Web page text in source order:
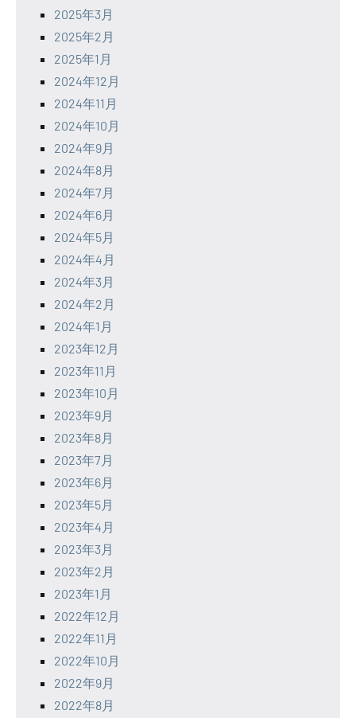
2025年3月
2025年2月
2025年1月
2024年12月
2024年11月
2024年10月
2024年9月
2024年8月
2024年7月
2024年6月
2024年5月
2024年4月
2024年3月
2024年2月
2024年1月
2023年12月
2023年11月
2023年10月
2023年9月
2023年8月
2023年7月
2023年6月
2023年5月
2023年4月
2023年3月
2023年2月
2023年1月
2022年12月
2022年11月
2022年10月
2022年9月
2022年8月